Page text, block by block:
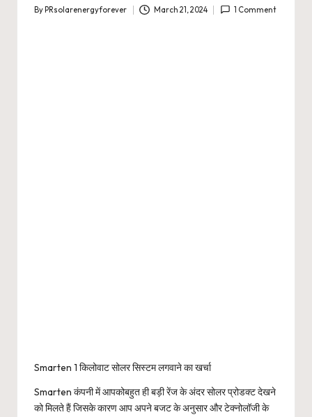
Posted
By PRsolarenergyforever March 21, 2024 1 Comment
Smarten 1 किलोवाट सोलर सिस्टम लगवाने का खर्चा
Smarten कंपनी में आपकोबहुत ही बड़ी रेंज के अंदर सोलर प्रोडक्ट देखने
को मिलते हैं जिसके कारण आप अपने बजट के अनुसार और टेक्नोलॉजी के